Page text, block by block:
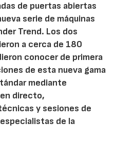
de puertas abiertas
serie de máquinas
Trend. Los dos
a cerca de 180
conocer de primera
de esta nueva gama
mediante
directo,
y sesiones de
de la